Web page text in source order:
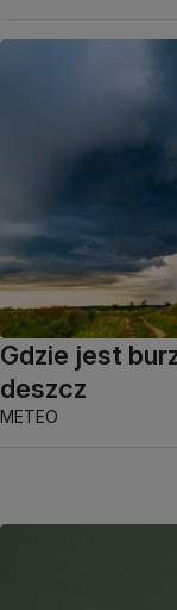
Gdzie jest
deszcz
METEO